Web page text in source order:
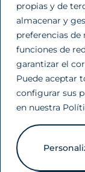
propias y de
almacenar y
preferencias de
funciones de
garantizar el
Puede aceptar
configurar sus
en nuestra